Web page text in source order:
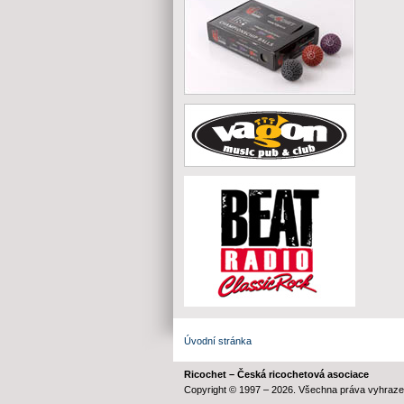
Úvodní stránka
Ricochet – Česká ricochetová asociace
Copyright © 1997 – 2026. Všechna práva